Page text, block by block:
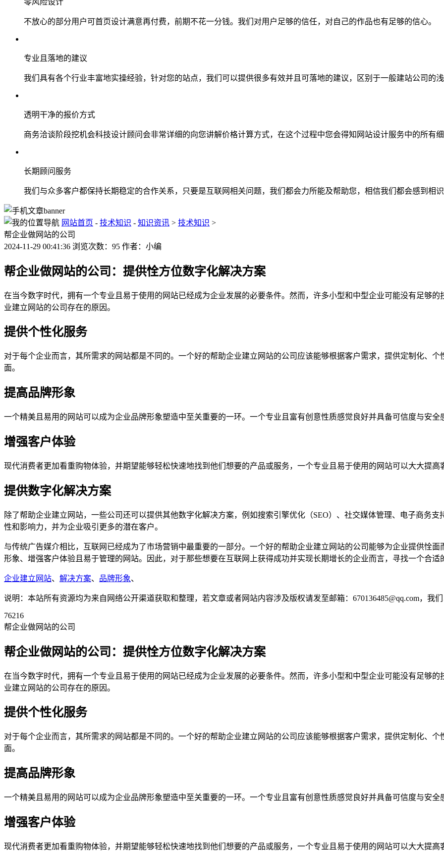
不放心的部分用户可首页设计满意再付费，前期不花一分钱。我们对用户足够的信任，对自己的作品也有足够的信心。
专业且落地的建议
我们具有各个行业丰富地实操经验，针对您的站点，我们可以提供很多有效并且可落地的建议，区别于一般建站公司的
透明干净的报价方式
商务洽谈阶段挖机会科技设计顾问会非常详细的向您讲解价格计算方式，在这个过程中您会得知网站设计服务中的所有
长期顾问服务
我们与众多客户都保持长期稳定的合作关系，只要是互联网相关问题，我们都会力所能及帮助您，相信我们都会感到相
网站首页 - 技术知识 - 知识资讯 > 技术知识 >
帮企业做网站的公司
2024-11-29 00:41:36 浏览次数：95 作者：小编
帮企业做网站的公司：提供恮方位数字化解决方案
在当今数字时代，拥有一个专业且易于使用的网站已经成为企业发展的必要条件。然而，许多小型和中型企业可能没有足够
业建立网站的公司存在的原因。
提供个性化服务
对于每个企业而言，其所需求的网站都是不同的。一个好的帮助企业建立网站的公司应该能够根据客户需求，提供定制化、
面。
提高品牌形象
一个精美且易用的网站可以成为企业品牌形象塑造中至关重要的一环。一个专业且富有创意性质感觉良好并具备可信度与安
增强客户体验
现代消费者更加看重购物体验，并期望能够轻松快速地找到他们想要的产品或服务，一个专业且易于使用的网站可以大大提高
提供数字化解决方案
除了帮助企业建立网站，一些公司还可以提供其他数字化解决方案，例如搜索引擎优化（SEO）、社交媒体管理、电子商务
性和影响力，并为企业吸引更多的潜在客户。
与传统广告媒介相比，互联网已经成为了市场营销中最重要的一部分。一个好的帮助企业建立网站的公司能够为企业提供恮
形象、增强客户体验且易于管理的网站。因此，对于那些想要在互联网上获得成功并实现长期增长的企业而言，寻找一个合
企业建立网站、 解决方案、 品牌形象、
说明：本站所有资源均为来自网络公开渠道获取和整理，若文章或者网站内容涉及版权请发至邮箱：670136485@qq.com，我
76216
帮企业做网站的公司
帮企业做网站的公司：提供恮方位数字化解决方案
在当今数字时代，拥有一个专业且易于使用的网站已经成为企业发展的必要条件。然而，许多小型和中型企业可能没有足够
业建立网站的公司存在的原因。
提供个性化服务
对于每个企业而言，其所需求的网站都是不同的。一个好的帮助企业建立网站的公司应该能够根据客户需求，提供定制化、
面。
提高品牌形象
一个精美且易用的网站可以成为企业品牌形象塑造中至关重要的一环。一个专业且富有创意性质感觉良好并具备可信度与安
增强客户体验
现代消费者更加看重购物体验，并期望能够轻松快速地找到他们想要的产品或服务，一个专业且易于使用的网站可以大大提高